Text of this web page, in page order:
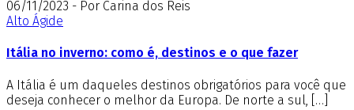
06/11/2023 - Por Carina dos Reis
Alto Ágide
Itália no inverno: como é, destinos e o que fazer
A Itália é um daqueles destinos obrigatórios para você que
deseja conhecer o melhor da Europa. De norte a sul, […]